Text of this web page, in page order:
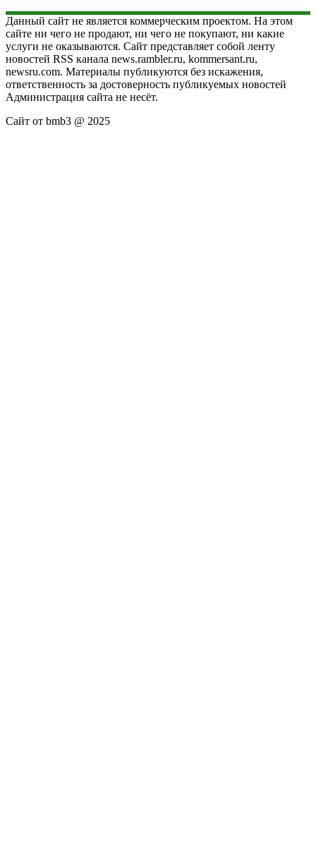
Данный сайт не является коммерческим проектом. На этом
сайте ни чего не продают, ни чего не покупают, ни какие
услуги не оказываются. Сайт представляет собой ленту
новостей RSS канала news.rambler.ru, kommersant.ru,
newsru.com. Материалы публикуются без искажения,
ответственность за достоверность публикуемых новостей
Администрация сайта не несёт.
Сайт от bmb3 @ 2025